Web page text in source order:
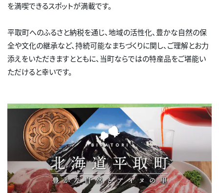
を満喫できるスポットが満載です。
平取町へのふるさと納税を通じ、地域の活性化、豊かな自然の保
全や文化の継承など、持続可能なまちづくりに関し、ご理解とお力
添えをいただきますとともに、当町ならではの特産品をご堪能い
ただけると幸いです。